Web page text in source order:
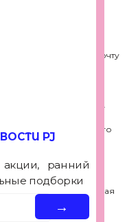
потребительские
качества
отправить файл на почту
возможен в случае
на нашем сайте.
поломки в каких-
от заказанного
ненадлежащего
способом из
так как большая
клиента с
всё же необходимо